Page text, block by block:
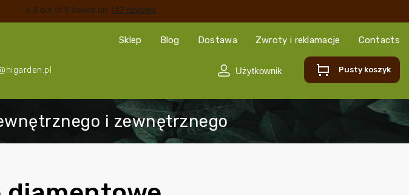
Sklep Blog Dostawa Zwroty i reklamacje Contacts
Pusty koszyk